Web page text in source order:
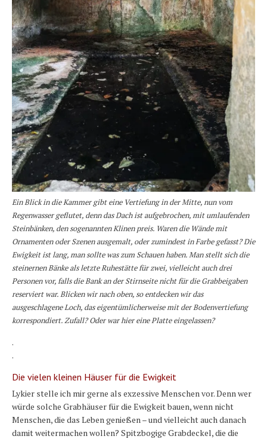
Ein Blick in die Kammer gibt eine Vertiefung in der Mitte, nun vom
Regenwasser geflutet, denn das Dach ist aufgebrochen, mit umlaufenden
Steinbänken, den sogenannten Klinen preis. Waren die Wände mit
Ornamenten oder Szenen ausgemalt, oder zumindest in Farbe gefasst? Die
Ewigkeit ist lang, man sollte was zum Schauen haben. Man stellt sich die
steinernen Bänke als letzte Ruhestätte für zwei, vielleicht auch drei
Personen vor, falls die Bank an der Stirnseite nicht für die Grabbeigaben
reserviert war. Blicken wir nach oben, so entdecken wir das
ausgeschlagene Loch, das eigentümlicherweise mit der Bodenvertiefung
korrespondiert. Zufall? Oder war hier eine Platte eingelassen?
.
.
Die vielen kleinen Häuser für die Ewigkeit
Lykier stelle ich mir gerne als exzessive Menschen vor. Denn wer
würde solche Grabhäuser für die Ewigkeit bauen, wenn nicht
Menschen, die das Leben genießen – und vielleicht auch danach
damit weitermachen wollen? Spitzbogige Grabdeckel, die die